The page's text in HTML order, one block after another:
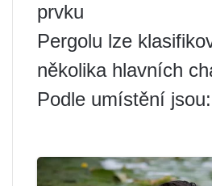
prvku
Pergolu lze
několika hlavních
Podle umístění jsou: